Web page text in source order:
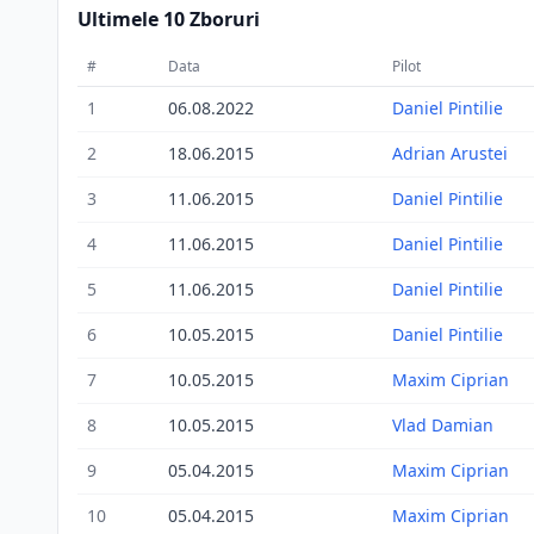
Ultimele 10 Zboruri
# Data Pilot
1 06.08.2022
Daniel Pintilie
2
18.06.2015
Adrian Arustei
3
11.06.2015
Daniel Pintilie
4
11.06.2015
Daniel Pintilie
5
11.06.2015
Daniel Pintilie
6
10.05.2015
Daniel Pintilie
7
10.05.2015
Maxim Ciprian
8
10.05.2015
Vlad Damian
9
05.04.2015
Maxim Ciprian
10
05.04.2015 Maxim Ciprian